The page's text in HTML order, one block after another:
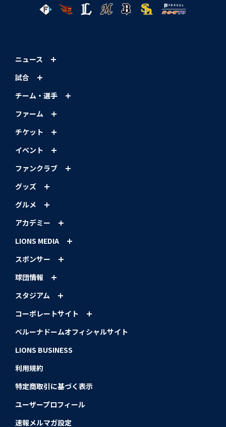
ニュース
試合
チーム・選手
ファーム
チケット
イベント
ファンクラブ
グッズ
グルメ
アカデミー
LIONS MEDIA
スポンサー
球団情報
スタジアム
コーポレートサイト
ベルーナドームオフィシャルサイト
LIONS BUSINESS
利用規約
特定商取引に基づく表示
ユーザープロフィール
速報メルマガ設定